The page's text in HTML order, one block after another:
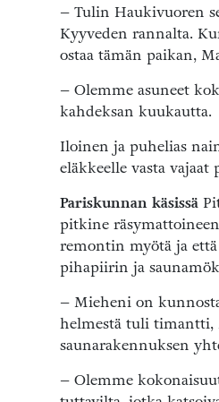
– Tulin Haukivuoren
Kyyveden rannalta.
ostaa tämän paikan,
– Olemme asuneet
kahdeksan kuukautta.
Iloinen ja puhelias
eläkkeelle vasta
Pariskunnan käsissä
pitkine
remontin myötä ja
pihapiirin ja
– Mieheni on
helmestä tuli timantti,
saunarakennuksen
– Olemme